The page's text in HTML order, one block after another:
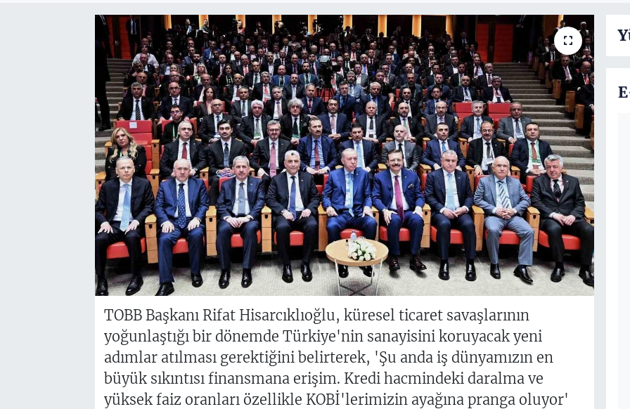
TOBB Başkanı Rifat Hisarcıklıoğlu, küresel ticaret savaşlarının
yoğunlaştığı bir dönemde Türkiye'nin sanayisini koruyacak yeni
adımlar atılması gerektiğini belirterek, 'Şu anda iş dünyamızın en
büyük sıkıntısı finansmana erişim. Kredi hacmindeki daralma ve
yüksek faiz oranları özellikle KOBİ'lerimizin ayağına pranga oluyor'